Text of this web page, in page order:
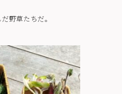
野草たちだ。